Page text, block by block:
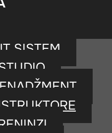
SISTEM
inspirativnim,
treninga,
vrste